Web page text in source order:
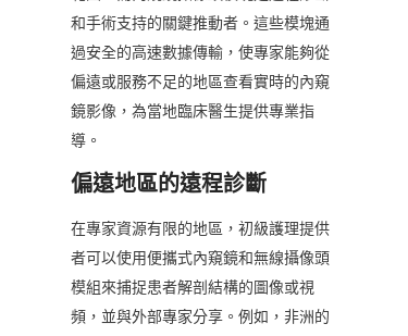
和手術支持的關鍵推動者。這些模塊通
過安全的高速數據傳輸，使專家能夠從
偏遠或服務不足的地區查看實時的內窺
鏡影像，為當地臨床醫生提供專業指
導。
偏遠地區的遠程診斷
在專家資源有限的地區，初級護理提供
者可以使用便攜式內窺鏡和無線攝像頭
模組來捕捉患者解剖結構的圖像或視
頻，並與外部專家分享。例如，非洲的